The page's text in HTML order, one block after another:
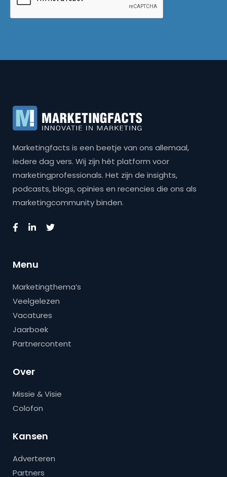
Marketingfacts is een beetje van ons allemaal,
iedere dag vers. Wij zijn hét platform voor
marketingprofessionals. Het zijn de insights,
podcasts, blogs, opinies en recencies die ons als
marketingcommunity binden.
Menu
Marketingthema’s
Veelgelezen
Vacatures
Jaarboek
Partnercontent
Over
Missie & Visie
Colofon
Kansen
Adverteren
Partners